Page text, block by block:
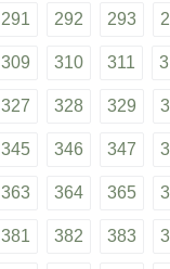
291 292 293
309 310 311
327 328 329
345 346 347
363 364 365
381 382 383